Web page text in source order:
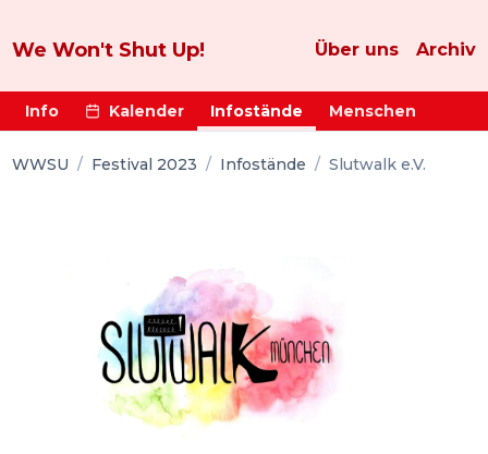
We Won't Shut Up! Über uns Archiv
Info Kalender Infostände Menschen
WWSU / Festival 2023 / Infostände / Slutwalk e.V.